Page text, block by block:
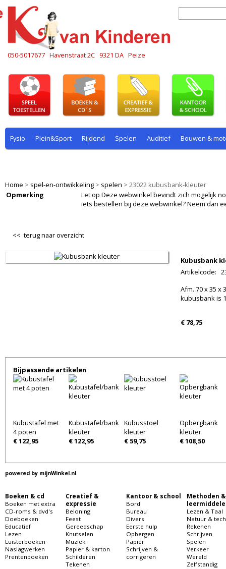
050-5017677 Havenstraat 2C 9321 DA Peize
Fysio Plein&Sport Rijdend Spelen Auditief Bouwen &
Home > spel-en-ontwikkeling > spelen > 23022 kubusbank-kleuter
Opmerking
Let op Deze webwinkel bevindt zich mogelijk
iets bestellen bij deze webwinkel? Neem dan
<< terug naar overzicht
Kubusbank
Artikelcode:
Afm. 70 x 35 x
kubusbank is
€ 78,75
Bijpassende artikelen
Kubustafel met
4 poten
€ 122,95
Kubustafel/bank
kleuter
€ 122,95
Kubusstoel
kleuter
€ 59,75
Opbergbank
kleuter
€ 108,50
powered by mijnWinkel.nl
Boeken & cd
Boeken met extra
CD-roms & dvd's
Doeboeken
Educatief
Lezen
Luisterboeken
Naslagwerken
Prentenboeken
Creatief &
expressie
Beloning
Feest
Gereedschap
Knutselen
Muziek
Papier & karton
Schilderen
Tekenen
Kantoor & school
Bord
Bureau
Divers
Eerste hulp
Opbergen
Papier
Schrijven &
corrigeren
Methoden &
Lezen & Taal
Natuur &
Rekenen
Schrijven
Spelen
Verkeer
Wereld
Zelfstandig